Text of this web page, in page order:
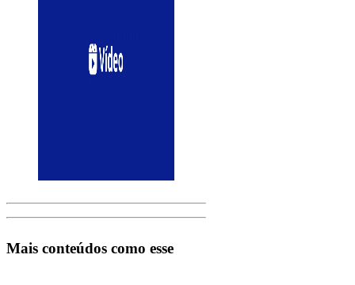
Mais conteúdos como esse